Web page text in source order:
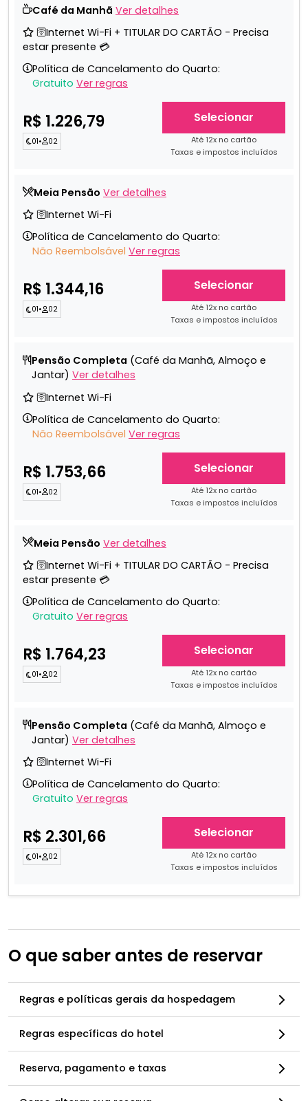
Café da Manhã Ver detalhes
🛜Internet Wi-Fi + TITULAR DO CARTÃO - Precisa
estar presente 💳
Política de Cancelamento do Quarto:
Gratuito Ver regras
R$ 1.226,79
01• 02
Selecionar
Até 12x no cartão
Taxas e impostos incluídos
Meia Pensão Ver detalhes
🛜Internet Wi-Fi
Política de Cancelamento do Quarto:
Não Reembolsável Ver regras
R$ 1.344,16
01• 02
Selecionar
Até 12x no cartão
Taxas e impostos incluídos
Pensão Completa (Café da Manhã, Almoço e
Jantar) Ver detalhes
🛜Internet Wi-Fi
Política de Cancelamento do Quarto:
Não Reembolsável Ver regras
R$ 1.753,66
01• 02
Selecionar
Até 12x no cartão
Taxas e impostos incluídos
Meia Pensão Ver detalhes
🛜Internet Wi-Fi + TITULAR DO CARTÃO - Precisa
estar presente 💳
Política de Cancelamento do Quarto:
Gratuito Ver regras
R$ 1.764,23
01• 02
Selecionar
Até 12x no cartão
Taxas e impostos incluídos
Pensão Completa (Café da Manhã, Almoço e
Jantar) Ver detalhes
🛜Internet Wi-Fi
Política de Cancelamento do Quarto:
Gratuito Ver regras
R$ 2.301,66
01• 02
Selecionar
Até 12x no cartão
Taxas e impostos incluídos
O que saber antes de reservar
Regras e políticas gerais da hospedagem
Regras específicas do hotel
Reserva, pagamento e taxas